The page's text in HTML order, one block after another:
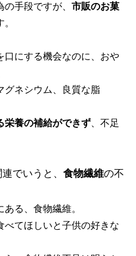
手段ですが、 市販のお菓
口にする機会なのに、おや
グネシウム、良質な脂
栄養の補給ができず、不足
でいうと、 食物繊維の不
る、食物繊維。
てほしいと子供の好きな